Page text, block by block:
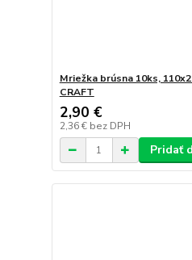
Mriežka brúsna 10ks,
CRAFT
2,90 €
2,36 € bez DPH
Pridať